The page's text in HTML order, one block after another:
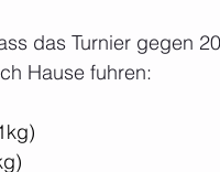
das Turnier gegen
Hause fuhren: